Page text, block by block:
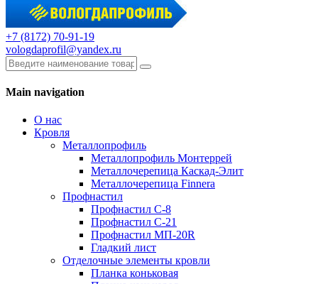
+7 (8172) 70-91-19
vologdaprofil@yandex.ru
Main navigation
О нас
Кровля
Металлопрофиль
Металлопрофиль Монтеррей
Металлочерепица Каскад-Элит
Металлочерепица Finnera
Профнастил
Профнастил С-8
Профнастил С-21
Профнастил МП-20R
Гладкий лист
Отделочные элементы кровли
Планка коньковая